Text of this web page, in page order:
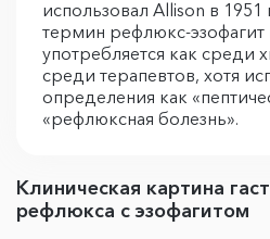
использовал Allison в 1951
термин рефлюкс-
употребляется как среди
среди терапевтов, хотя
определения как
«рефлюксная болезнь».
Клиническая картина
рефлюкса с эзофагитом